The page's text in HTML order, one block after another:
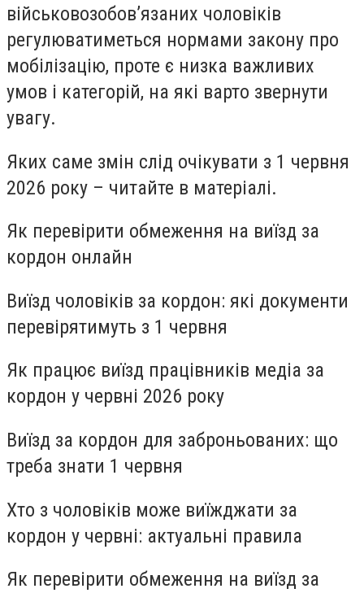
військовозобов’язаних чоловіків
регулюватиметься нормами закону про
мобілізацію, проте є низка важливих
умов і категорій, на які варто звернути
увагу.
Яких саме змін слід очікувати з 1 червня
2026 року – читайте в матеріалі.
Як перевірити обмеження на виїзд за
кордон онлайн
Виїзд чоловіків за кордон: які документи
перевірятимуть з 1 червня
Як працює виїзд працівників медіа за
кордон у червні 2026 року
Виїзд за кордон для заброньованих: що
треба знати 1 червня
Хто з чоловіків може виїжджати за
кордон у червні: актуальні правила
Як перевірити обмеження на виїзд за